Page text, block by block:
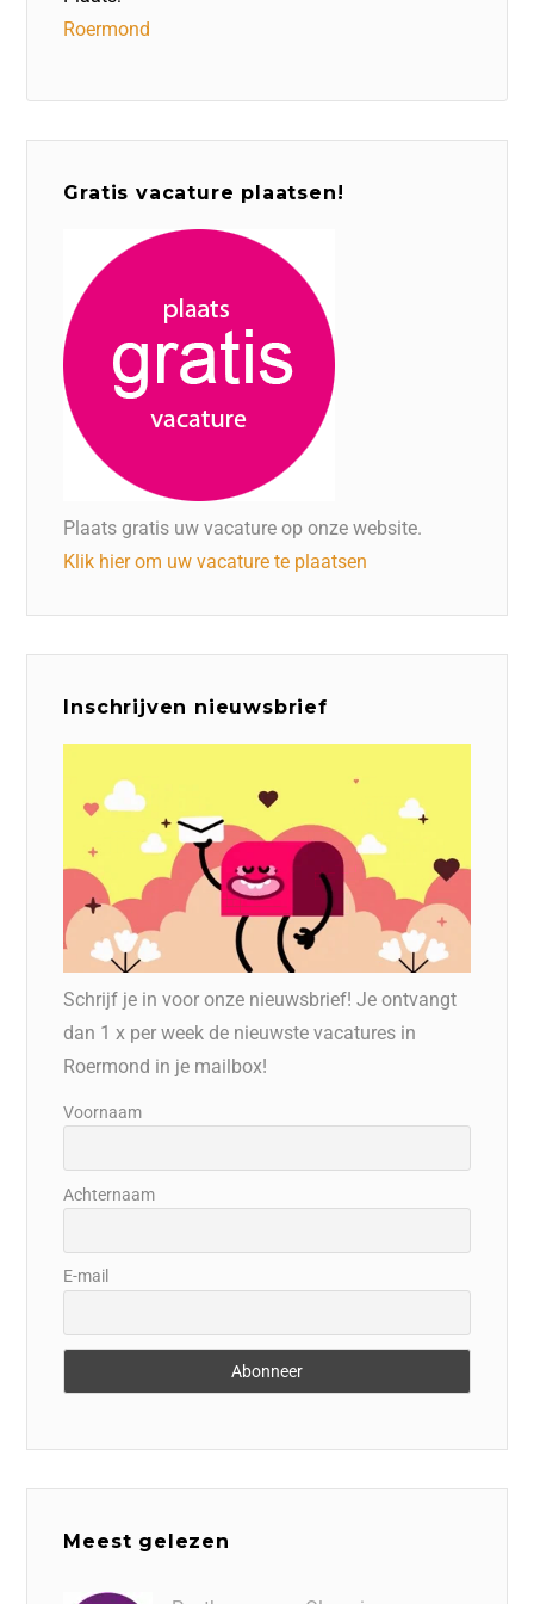
Roermond
Gratis vacature plaatsen!
Plaats gratis uw vacature op onze website.
Klik hier om uw vacature te plaatsen
Inschrijven nieuwsbrief
Schrijf je in voor onze nieuwsbrief! Je ontvangt
dan 1 x per week de nieuwste vacatures in
Roermond in je mailbox!
Voornaam
Achternaam
E-mail
Meest gelezen